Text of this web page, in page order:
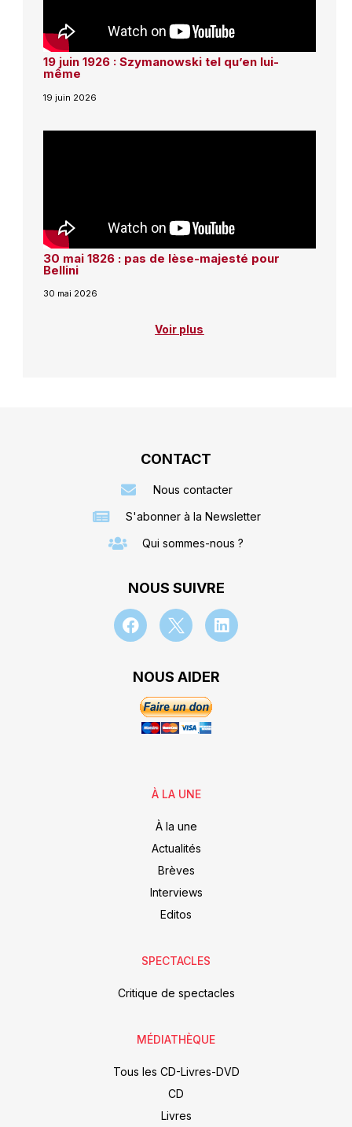
19 juin 1926 : Szymanowski tel qu’en lui-
même
19 juin 2026
30 mai 1826 : pas de lèse-majesté pour
Bellini
30 mai 2026
Voir plus
CONTACT
Nous contacter
S'abonner à la Newsletter
Qui sommes-nous ?
NOUS SUIVRE
NOUS AIDER
À LA UNE
À la une
Actualités
Brèves
Interviews
Editos
SPECTACLES
Critique de spectacles
MÉDIATHÈQUE
Tous les CD-Livres-DVD
CD
Livres